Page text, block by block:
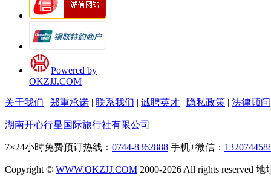
Powered by
OKZJJ.COM
关于我们 | 郑重承诺 | 联系我们 | 诚聘英才 | 隐私政策 | 法律顾问
湖南开心行星国际旅行社有限公司
7×24小时免费预订热线： 0744-8362888 手机+微信：
Copyright © WWW.OKZJJ.COM 2000-2026 All rights reserved